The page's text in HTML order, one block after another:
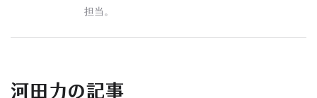
担当。
河田力の記事